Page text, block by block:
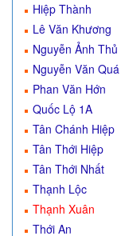
Hiệp Thành
Lê Văn Khương
Nguyễn Ảnh Thủ
Nguyễn Văn Quá
Phan Văn Hớn
Quốc Lộ 1A
Tân Chánh Hiệp
Tân Thới Hiệp
Tân Thới Nhất
Thạnh Lộc
Thạnh Xuân
Thới An